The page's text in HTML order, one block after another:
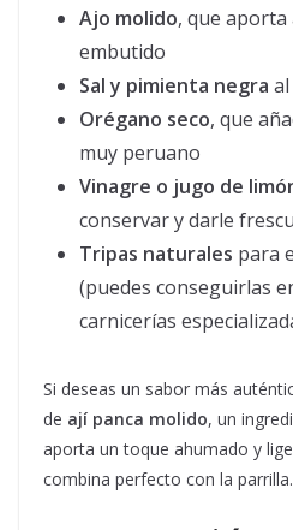
Ajo molido, que aporta
embutido
Sal y pimienta negra
Orégano seco, que
muy peruano
Vinagre o jugo de
conservar y darle
Tripas naturales para
(puedes conseguirlas
carnicerías
Si deseas un sabor más
de ají panca molido, un
aporta un toque ahumado y
combina perfecto con la parrilla.